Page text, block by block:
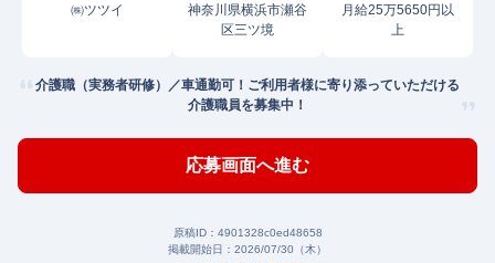
㈱ツツイ
神奈川県横浜市瀬谷
区三ツ境
月給25万5650円以
上
介護職（実務者研修）／車通勤可！ご利用者様に寄り添っていただける
介護職員を募集中！
応募画面へ進む
原稿ID： 4901328c0ed48658
掲載開始日： 2026/07/30（木）